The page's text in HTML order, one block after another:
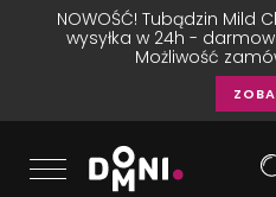
NOWOŚĆ! Tubądzin Mild
wysyłka w 24h -
Możliwość